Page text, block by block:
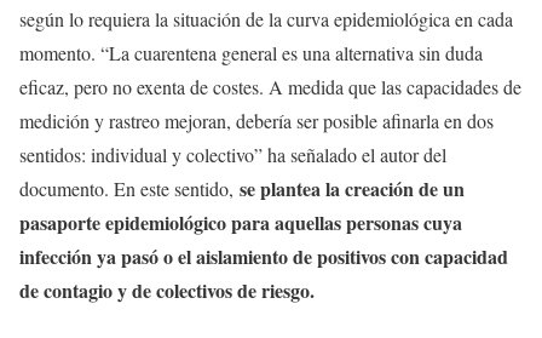
según lo requiera la situación de la curva epidemiológica en cada
momento. “La cuarentena general es una alternativa sin duda
eficaz, pero no exenta de costes. A medida que las capacidades de
medición y rastreo mejoran, debería ser posible afinarla en dos
sentidos: individual y colectivo” ha señalado el autor del
documento. En este sentido, se plantea la creación de un
pasaporte epidemiológico para aquellas personas cuya
infección ya pasó o el aislamiento de positivos con capacidad
de contagio y de colectivos de riesgo.